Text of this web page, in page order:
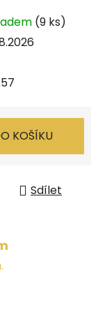
(9 ks)
KOŠÍKU
Sdílet